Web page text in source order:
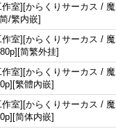
作室][からくりサーカス / 魔
/繁内嵌]
作室][からくりサーカス / 魔
简繁外挂]
作室][からくりサーカス / 魔
繁體內嵌]
作室][からくりサーカス / 魔
简体内嵌]